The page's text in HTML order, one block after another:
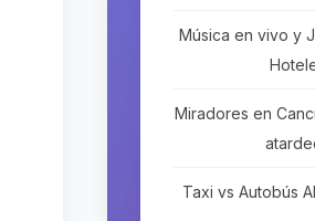
Música en vivo y
Miradores en
Taxi vs Autobús